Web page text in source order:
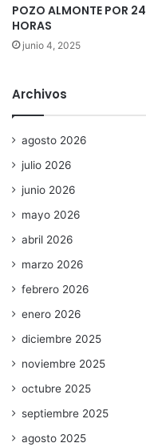
POZO ALMONTE POR 24
HORAS
junio 4, 2025
Archivos
agosto 2026
julio 2026
junio 2026
mayo 2026
abril 2026
marzo 2026
febrero 2026
enero 2026
diciembre 2025
noviembre 2025
octubre 2025
septiembre 2025
agosto 2025